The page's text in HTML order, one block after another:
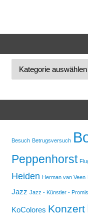
Besuch Betrugsversuch
Peppenhorst
Heiden Herman van Veen
Jazz Jazz - Künstler -
KoColores Konzert